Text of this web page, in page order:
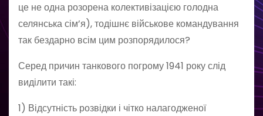
це не одна розорена колективізацією голодна
селянська сім’я), тодішнє військове командування
так бездарно всім цим розпорядилося?
Серед причин танкового погрому 1941 року слід
виділити такі:
1) Відсутність розвідки і чітко налагодженої